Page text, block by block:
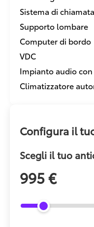
Sistema di
Supporto lombare
Computer di bordo
VDC
Impianto audio
Climatizzatore
Configura il
Scegli il tuo
995 €